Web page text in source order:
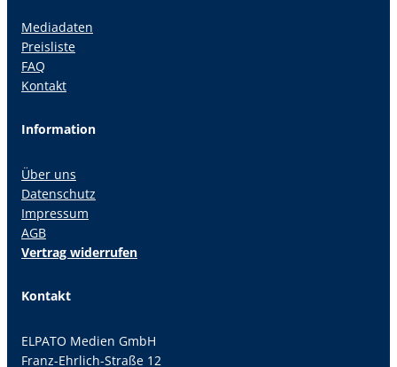
Mediadaten
Preisliste
FAQ
Kontakt
Information
Über uns
Datenschutz
Impressum
AGB
Vertrag widerrufen
Kontakt
ELPATO Medien GmbH
Franz-Ehrlich-Straße 12